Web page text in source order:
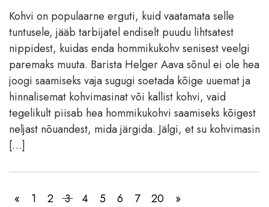
Kohvi on populaarne erguti, kuid vaatamata selle
tuntusele, jääb tarbijatel endiselt puudu lihtsatest
nippidest, kuidas enda hommikukohv senisest veelgi
paremaks muuta. Barista Helger Aava sõnul ei ole hea
joogi saamiseks vaja sugugi soetada kõige uuemat ja
hinnalisemat kohvimasinat või kallist kohvi, vaid
tegelikult piisab hea hommikukohvi saamiseks kõigest
neljast nõuandest, mida järgida. Jälgi, et su kohvimasin
[…]
« 1 2 3 4 5 6 7 20 »